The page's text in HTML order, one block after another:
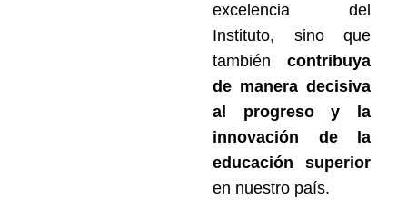
excelencia del
Instituto, sino que
también contribuya
de manera decisiva
al progreso y la
innovación de la
educación superior
en nuestro país.